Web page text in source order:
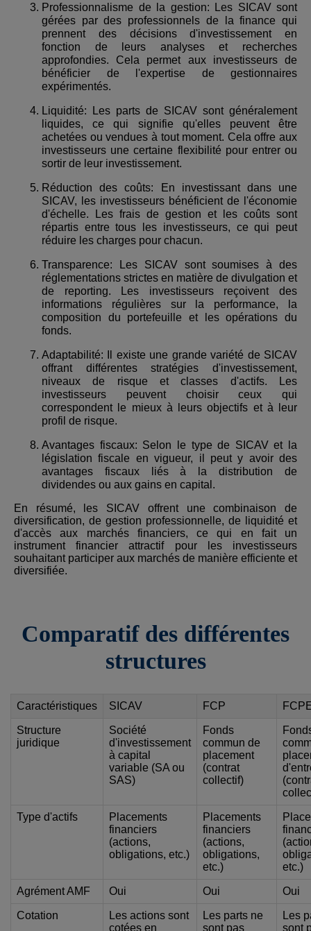
Professionnalisme de la gestion: Les SICAV sont
gérées par des professionnels de la finance qui
prennent des décisions d'investissement en
fonction de leurs analyses et recherches
approfondies. Cela permet aux investisseurs de
bénéficier de l'expertise de gestionnaires
expérimentés.
Liquidité: Les parts de SICAV sont généralement
liquides, ce qui signifie qu'elles peuvent être
achetées ou vendues à tout moment. Cela offre aux
investisseurs une certaine flexibilité pour entrer ou
sortir de leur investissement.
Réduction des coûts: En investissant dans une
SICAV, les investisseurs bénéficient de l'économie
d'échelle. Les frais de gestion et les coûts sont
répartis entre tous les investisseurs, ce qui peut
réduire les charges pour chacun.
Transparence: Les SICAV sont soumises à des
réglementations strictes en matière de divulgation et
de reporting. Les investisseurs reçoivent des
informations régulières sur la performance, la
composition du portefeuille et les opérations du
fonds.
Adaptabilité: Il existe une grande variété de SICAV
offrant différentes stratégies d'investissement,
niveaux de risque et classes d'actifs. Les
investisseurs peuvent choisir ceux qui
correspondent le mieux à leurs objectifs et à leur
profil de risque.
Avantages fiscaux: Selon le type de SICAV et la
législation fiscale en vigueur, il peut y avoir des
avantages fiscaux liés à la distribution de
dividendes ou aux gains en capital.
En résumé, les SICAV offrent une combinaison de
diversification, de gestion professionnelle, de liquidité et
d'accès aux marchés financiers, ce qui en fait un
instrument financier attractif pour les investisseurs
souhaitant participer aux marchés de manière efficiente et
diversifiée.
Comparatif des différentes
structures
Caractéristiques SICAV FCP
Structure
juridique
Société
d'investissement
à capital
variable (SA ou
SAS)
Fonds
commun de
placement
(contrat
collectif)
Type d'actifs
Placements
financiers
(actions,
obligations, etc.)
Placements
financiers
(actions,
obligations,
etc.)
etc.)
Agrément AMF Oui Oui Oui
Cotation
Les actions sont
cotées en
Les parts ne
sont pas
Les
sont